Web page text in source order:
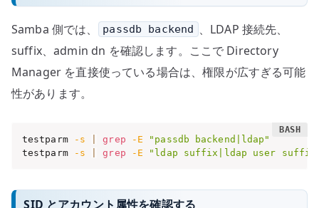
Samba 側では、 passdb backend
、LDAP 接続先、
suffix、admin dn を確認します。ここで Directory
Manager を直接使っている場合は、権限が広すぎる可能
性があります。
testparm -s grep -E
"passdb backend|ldap"
testparm
-s grep -E "ldap suffix|ldap user
SID とアカウント属性を確認する